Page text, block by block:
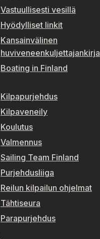
Vastuullisesti vesillä
Hyödylliset linkit
Kansainvälinen
huviveneenkuljettajankirja
Boating in Finland
Kilpapurjehdus
Kilpaveneily
Koulutus
Valmennus
Sailing Team Finland
Purjehdusliiga
Reilun kilpailun ohjelmat
Tähtiseura
Parapurjehdus